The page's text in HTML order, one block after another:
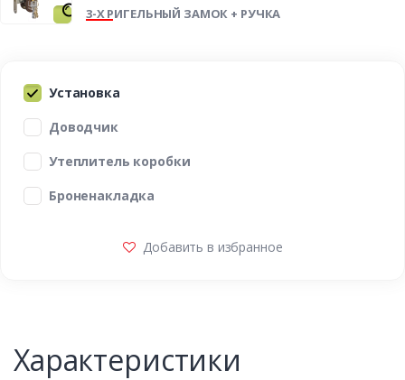
3-Х РИГЕЛЬНЫЙ ЗАМОК + РУЧКА
Установка
Доводчик
Утеплитель коробки
Броненакладка
Добавить в избранное
Характеристики